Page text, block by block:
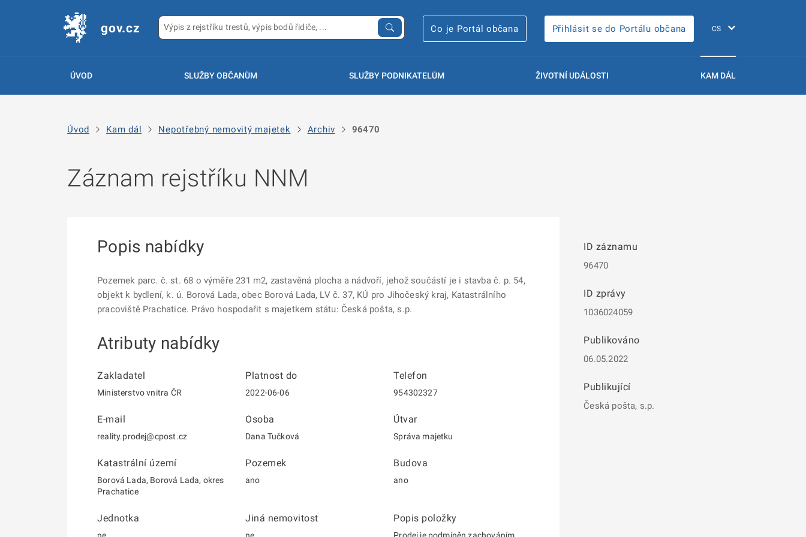
gov.cz Co je Portál občana Přihlásit se do Portálu občana
ÚVOD SLUŽBY OBČANŮM SLUŽBY PODNIKATELŮM ŽIVOTNÍ UDÁLOSTI KAM DÁL
Úvod Kam dál Nepotřebný nemovitý majetek Archiv 96470
Záznam rejstříku NNM
ID záznamu
96470
ID zprávy
1036024059
Publikováno
06.05.2022
Publikující
Česká pošta, s.p.
Popis nabídky
Pozemek parc. č. st. 68 o výměře 231 m2, zastavěná plocha a nádvoří, jehož součástí je i stavba č. p. 54,
objekt k bydlení, k. ú. Borová Lada, obec Borová Lada, LV č. 37, KÚ pro Jihočeský kraj, Katastrálního
pracoviště Prachatice. Právo hospodařit s majetkem státu: Česká pošta, s.p.
Atributy nabídky
Zakladatel
Ministerstvo vnitra ČR
Platnost do
2022-06-06
Telefon
954302327
E-mail
reality.prodej@cpost.cz
Osoba
Dana Tučková
Útvar
Správa majetku
Katastrální území
Borová Lada, Borová Lada, okres
Prachatice
Pozemek
ano
Budova
ano
Jednotka Jiná nemovitost Popis položky